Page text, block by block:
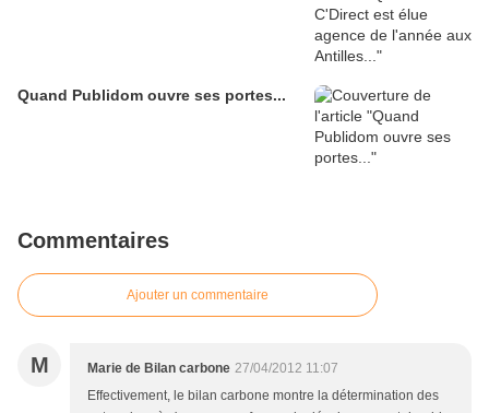
Quand Publidom ouvre ses portes...
Commentaires
Ajouter un commentaire
M Marie de Bilan carbone 27/04/2012 11:07
Effectivement, le bilan carbone montre la détermination des